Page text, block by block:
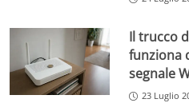
Il trucco
funziona
segnale
23 Luglio